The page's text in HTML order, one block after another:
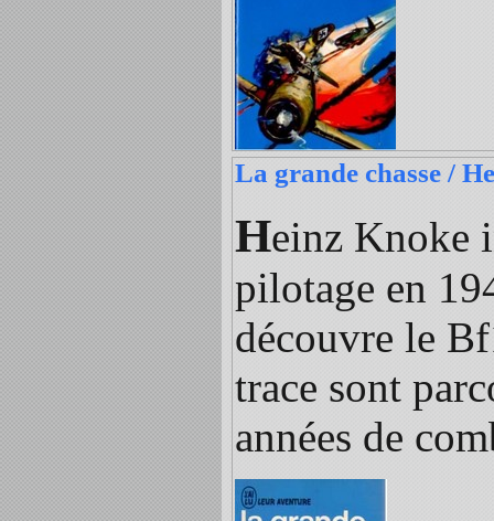
La grande chasse /
Heinz Knoke
pilotage en
découvre le
trace sont
années de